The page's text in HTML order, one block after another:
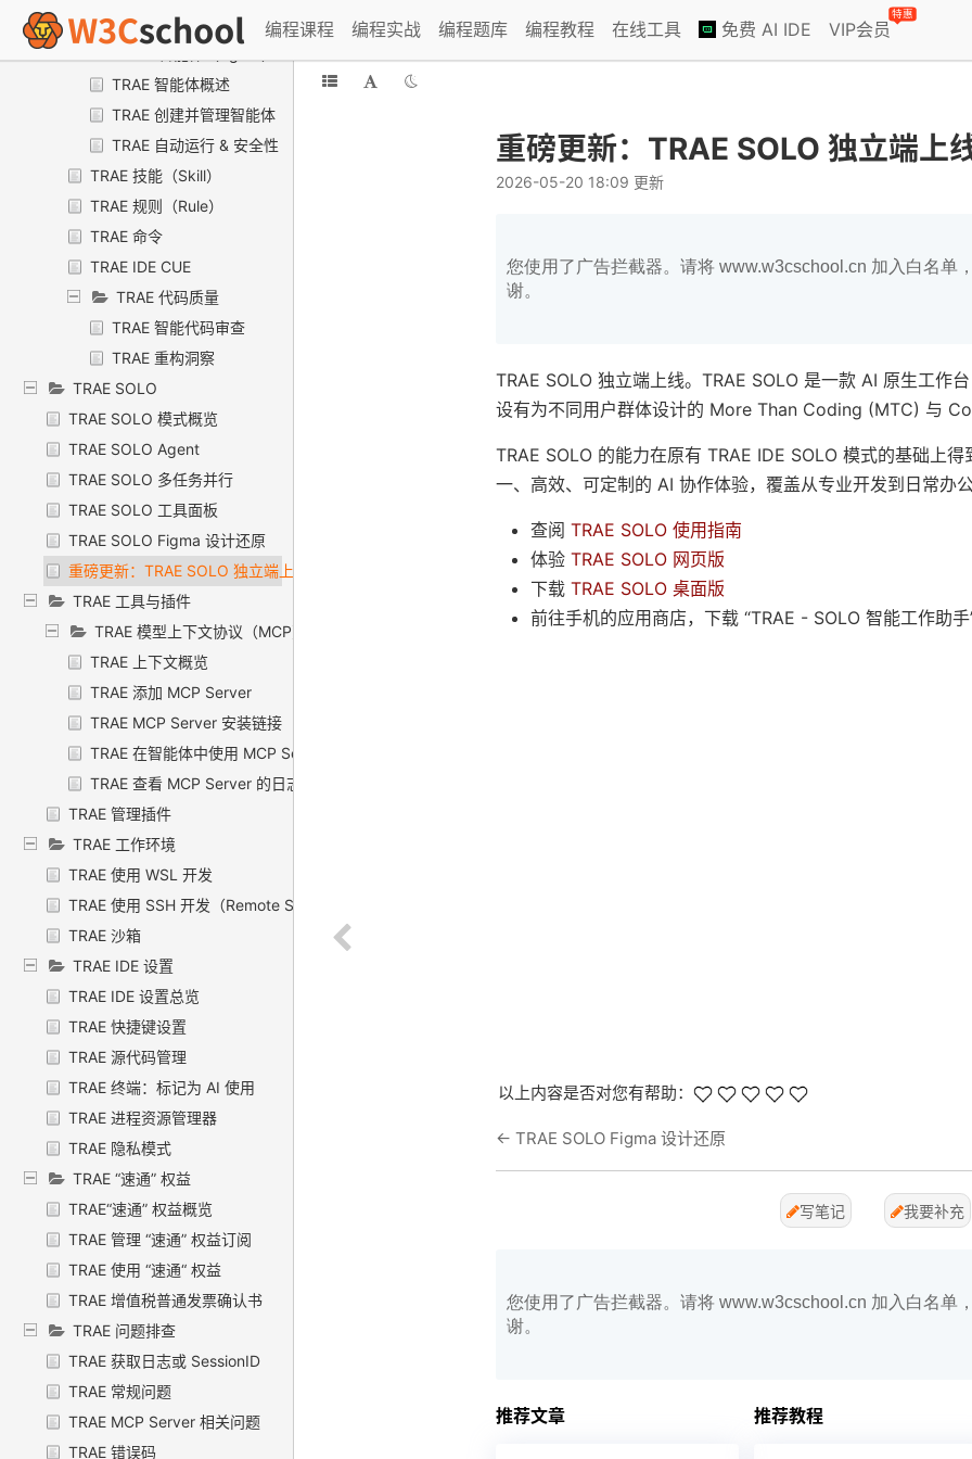
编程课程 编程实战 编程题库 编程教程 在线工具 免费 AI IDE VIP会员
特惠
TRAE 忽略文件
TRAE 智能体概述
TRAE 创建并管理智能体
TRAE 自动运行 & 安全性
TRAE 技能（Skill）
TRAE 规则（Rule）
TRAE 命令
TRAE IDE CUE
TRAE 代码质量
TRAE 智能代码审查
TRAE 重构洞察
TRAE SOLO
TRAE SOLO 模式概览
TRAE SOLO Agent
TRAE SOLO 多任务并行
TRAE SOLO 工具面板
TRAE SOLO Figma 设计还原
重磅更新：TRAE SOLO 独立端上线
TRAE 工具与插件
TRAE 模型上下文协议（MCP）
TRAE 上下文概览
TRAE 添加 MCP Server
TRAE MCP Server 安装链接
TRAE 在智能体中使用 MCP Server
TRAE 查看 MCP Server 的日志
TRAE 管理插件
TRAE 工作环境
TRAE 使用 WSL 开发
TRAE 使用 SSH 开发（Remote SSH）
TRAE 沙箱
TRAE IDE 设置
TRAE IDE 设置总览
TRAE 快捷键设置
TRAE 源代码管理
TRAE 终端：标记为 AI 使用
TRAE 进程资源管理器
TRAE 隐私模式
TRAE “速通” 权益
TRAE“速通” 权益概览
TRAE 管理 “速通” 权益订阅
TRAE 使用 “速通“ 权益
TRAE 增值税普通发票确认书
TRAE 问题排查
TRAE 获取日志或 SessionID
TRAE 常规问题
TRAE MCP Server 相关问题
TRAE 错误码
重磅更新：TRAE SOLO 独立端上
2026-05-20 18:09 更新
您使用了广告拦截器。请将 www.w3cschool.cn 加入白名单
谢。
TRAE SOLO 独立端上线。TRAE SOLO 是一款 AI 原生工作
设有为不同用户群体设计的 More Than Coding (MTC) 与
TRAE SOLO 的能力在原有 TRAE IDE SOLO 模式的基础上
一、高效、可定制的 AI 协作体验，覆盖从专业开发到日常办
查阅 TRAE SOLO 使用指南
体验 TRAE SOLO 网页版
下载 TRAE SOLO 桌面版
前往手机的应用商店，下载 “TRAE - SOLO 智能工作助手
以上内容是否对您有帮助：
← TRAE SOLO Figma 设计还原
写笔记 我要补充
您使用了广告拦截器。请将 www.w3cschool.cn 加入白名单
谢。
推荐文章 推荐教程